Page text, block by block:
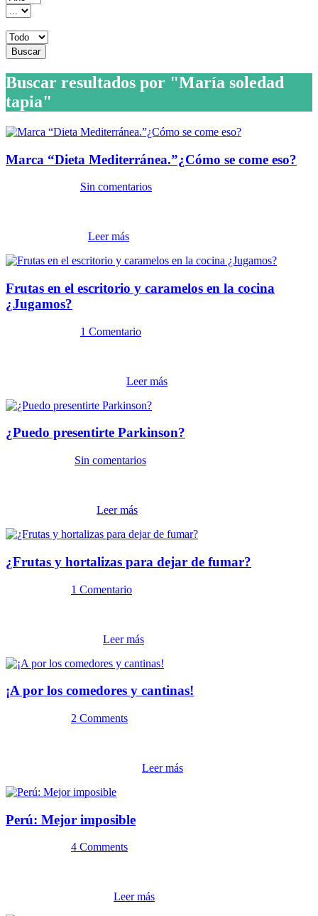
Buscar
Buscar resultados por "María soledad
tapia"
Marca “Dieta Mediterránea.”¿Cómo se come eso?
Sin comentarios
Leer más
Frutas en el escritorio y caramelos en la cocina
¿Jugamos?
1 Comentario
Leer más
¿Puedo presentirte Parkinson?
Sin comentarios
Leer más
¿Frutas y hortalizas para dejar de fumar?
1 Comentario
Leer más
¡A por los comedores y cantinas!
2 Comments
Leer más
Perú: Mejor imposible
4 Comments
Leer más